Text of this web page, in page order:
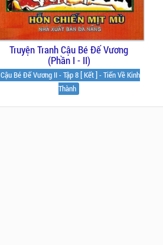
Truyện Tranh Cậu Bé Đế Vương
(Phần I - II)
Cậu Bé Đế Vương II - Tập 8 [ Kết ] - Tiến Về Kinh
Thành